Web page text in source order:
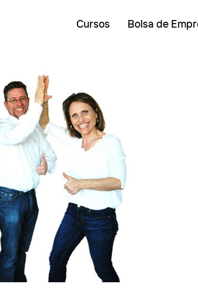
Cursos Bolsa de